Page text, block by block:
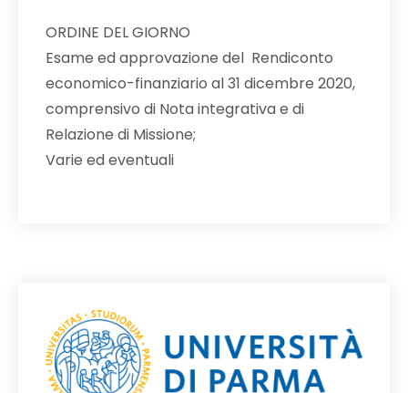
ORDINE DEL GIORNO
Esame ed approvazione del Rendiconto
economico-finanziario al 31 dicembre 2020,
comprensivo di Nota integrativa e di
Relazione di Missione;
Varie ed eventuali